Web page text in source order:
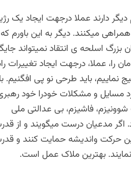
دارند عملا درجهت ایجاد یک
میکنند. دیگر به این باورم
اسلحه ی انتقاد نمیتواند
را، عملا، درجهت ایجاد تغییرات
نماییم، باید طرحی نو پی افگنیم.
مسایل و مشکلات خودرا خود
فاشیزم، بی عدالتی ملی
اگر مدعیان درست میگویند و از
حرکت واندیشه حمایت کنند و
بهترین ملاک عمل است.